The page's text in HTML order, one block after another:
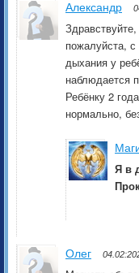
Александр
пожалуйста,
дыхания у
наблюдается
Ребёнку 2
нормально,
Я в
Олег